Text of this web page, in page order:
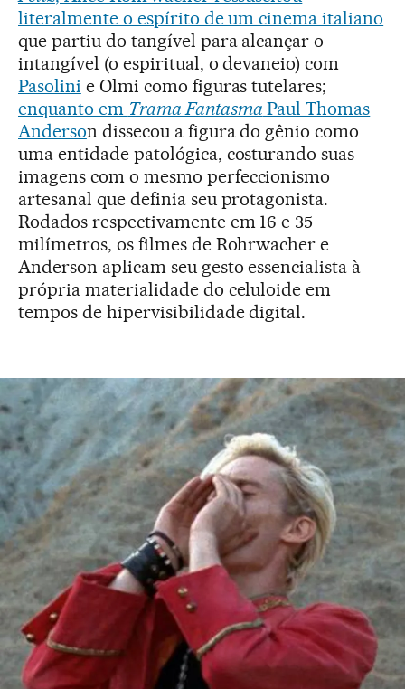
literalmente o espírito de um cinema italiano
que partiu do tangível para alcançar o
intangível (o espiritual, o devaneio) com
Pasolini e Olmi como figuras tutelares;
enquanto em Trama Fantasma Paul Thomas
Anderson dissecou a figura do gênio como
uma entidade patológica, costurando suas
imagens com o mesmo perfeccionismo
artesanal que definia seu protagonista.
Rodados respectivamente em 16 e 35
milímetros, os filmes de Rohrwacher e
Anderson aplicam seu gesto essencialista à
própria materialidade do celuloide em
tempos de hipervisibilidade digital.